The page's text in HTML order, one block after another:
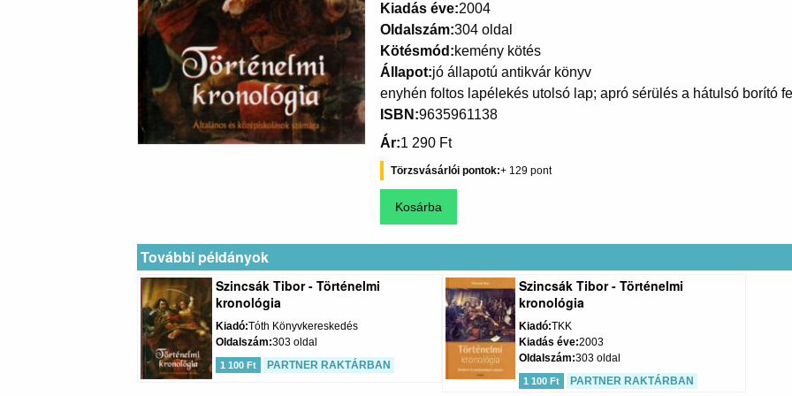
Kiadás éve 2004
Oldalszám 304 oldal
Kötésmód kemény kötés
Állapot jó állapotú antikvár könyv
enyhén foltos lapélekés utolsó lap; apró sérülés a hátulsó borító
ISBN 9635961138
Ár 1 290 Ft
Törzsvásárlói pontok 129
További példányok
Szincsák Tibor - Történelmi
kronológia
Kiadó Tóth Könyvkereskedés
Oldalszám 303 oldal
1 100 Ft PARTNER RAKTÁRBAN
Szincsák Tibor - Történelmi
kronológia
Kiadó TKK
Kiadás éve 2003
Oldalszám 303 oldal
1 100 Ft PARTNER RAKTÁRBAN